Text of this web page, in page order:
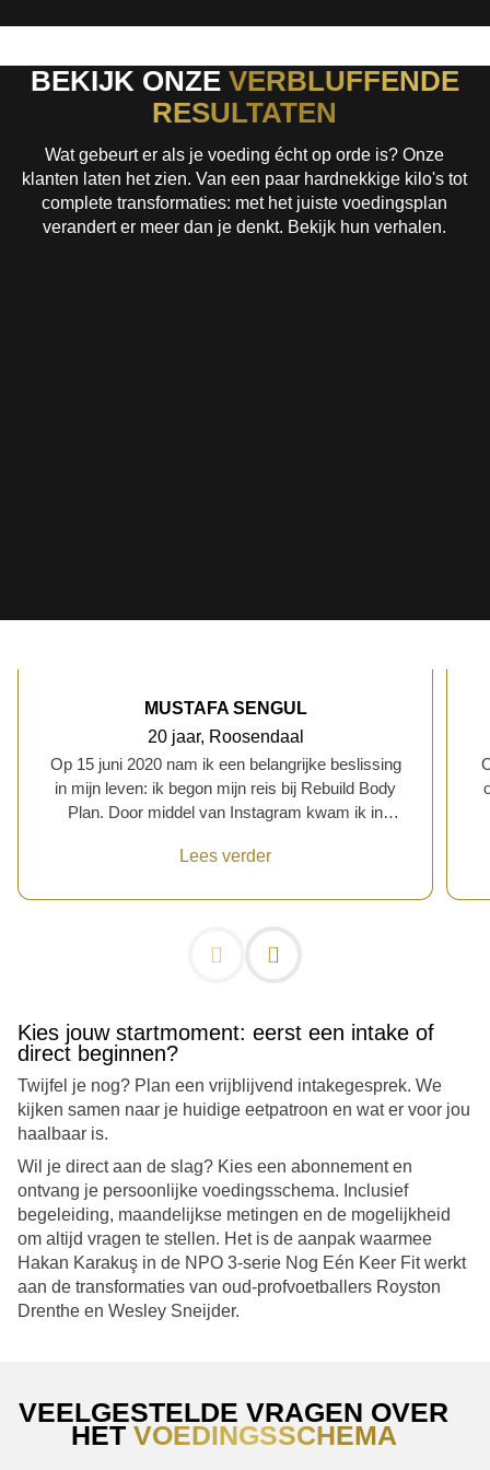
BEKIJK ONZEVERBLUFFENDE
RESULTATEN
Wat gebeurt er als je voeding écht op orde is? Onze
klanten laten het zien. Van een paar hardnekkige kilo's tot
complete transformaties: met het juiste voedingsplan
verandert er meer dan je denkt. Bekijk hun verhalen.
MUSTAFA SENGUL
20 jaar, Roosendaal
Op 15 juni 2020 nam ik een belangrijke beslissing
in mijn leven: ik begon mijn reis bij Rebuild Body
Plan. Door middel van Instagram kwam ik in
personal trainer nodig had om mijn doelen te
durven dromen - maar liefst 32 kg! Deze
indrukwekkende prestatie is te danken aan het op
maat gemaakte voedings- en trainingsplan dat
speciaal voor mij is samengesteld, mijn immense
discipline en het gebruik van de supplementen van
doorgemaakt, gaan veel verder dan alleen het
getal op de weegschaal. Het kopen van kleding is
nu een plezierige ervaring geworden, omdat ik me
zekerder en comfortabeler voel in mijn eigen huid.
Mijn energieniveau is enorm gestegen, en ik kan
nu veel meer aan. De zichtbare resultaten die ik
heb behaald, motiveren me om door te blijven
zijn tot succes. Mijn omgeving reageert
buitengewoon positief op mijn transformatie. Van
Lees verder
Kies jouw startmoment: eerst een intake of
direct beginnen?
Twijfel je nog? Plan een vrijblijvend intakegesprek. We
kijken samen naar je huidige eetpatroon en wat er voor jou
haalbaar is.
Wil je direct aan de slag? Kies een abonnement en
ontvang je persoonlijke voedingsschema. Inclusief
begeleiding, maandelijkse metingen en de mogelijkheid
om altijd vragen te stellen. Het is de aanpak waarmee
Hakan Karakuş in de NPO 3-serie Nog Eén Keer Fit werkt
aan de transformaties van oud-profvoetballers Royston
Drenthe en Wesley Sneijder.
VEELGESTELDE VRAGEN OVER
HETVOEDINGSSCHEMA